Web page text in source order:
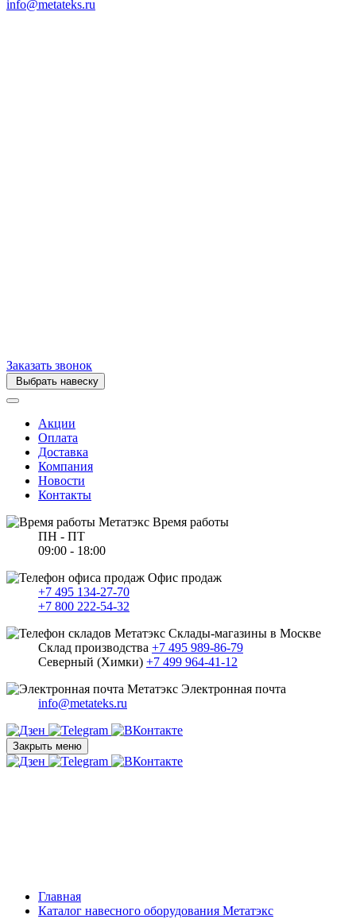
info@metateks.ru
Заказать звонок
Выбрать навеску
Акции
Оплата
Доставка
Компания
Новости
Контакты
Время работы
ПН - ПТ
09:00 - 18:00
Офис продаж
+7 495 134-27-70
+7 800 222-54-32
Склады-магазины в Москве
Склад производства +7 495 989-86-79
Северный (Химки) +7 499 964-41-12
Электронная почта
info@metateks.ru
Закрыть меню
Главная
Каталог навесного оборудования Метатэкс